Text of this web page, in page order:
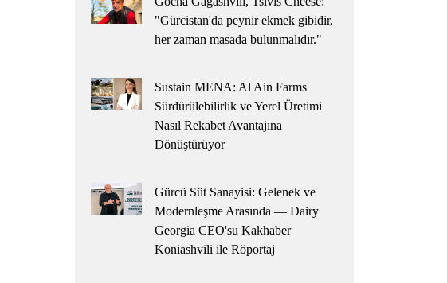
"Gürcistan'da peynir ekmek gibidir,
her zaman masada bulunmalıdır."
Sustain MENA: Al Ain Farms
Sürdürülebilirlik ve Yerel Üretimi
Nasıl Rekabet Avantajına
Dönüştürüyor
Gürcü Süt Sanayisi: Gelenek ve
Modernleşme Arasında — Dairy
Georgia CEO'su Kakhaber
Koniashvili ile Röportaj